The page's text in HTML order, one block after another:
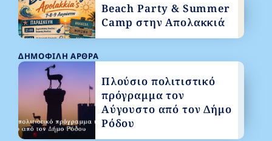
ΔΗΜΟΦΙΛΉ ΆΡΘΡΑ
Πλούσιο πολιτιστικό
πρόγραμμα τον
Αύγουστο από τον Δήμο
Ρόδου
Beach Party & Summer
Camp στην Απολακκιά